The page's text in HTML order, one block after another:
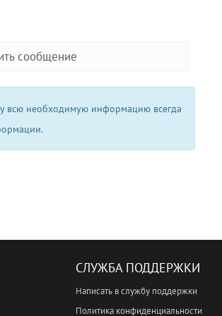
сообщение
всю необходимую информацию всегда
СЛУЖБА ПОДДЕРЖКИ
Написать в службу поддержки
Политика конфиденциальности